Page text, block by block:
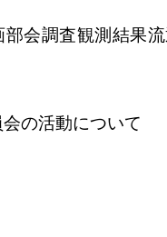
部会調査観測結果
の活動について